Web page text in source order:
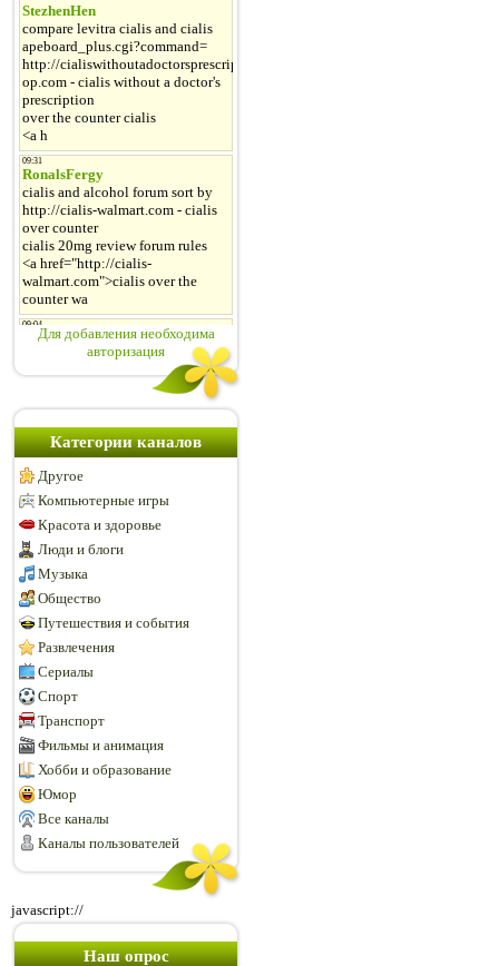
Для добавления необходима
авторизация
Категории каналов
Другое
Компьютерные игры
Красота и здоровье
Люди и блоги
Музыка
Общество
Путешествия и события
Развлечения
Сериалы
Спорт
Транспорт
Фильмы и анимация
Хобби и образование
Юмор
Все каналы
Каналы пользователей
javascript://
Наш опрос